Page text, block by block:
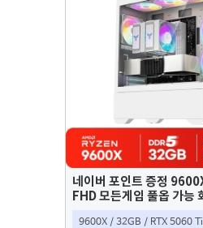
네이버 포인트 증정
FHD 모든게임 풀옵 가능
9600X / 32GB / RTX 5060